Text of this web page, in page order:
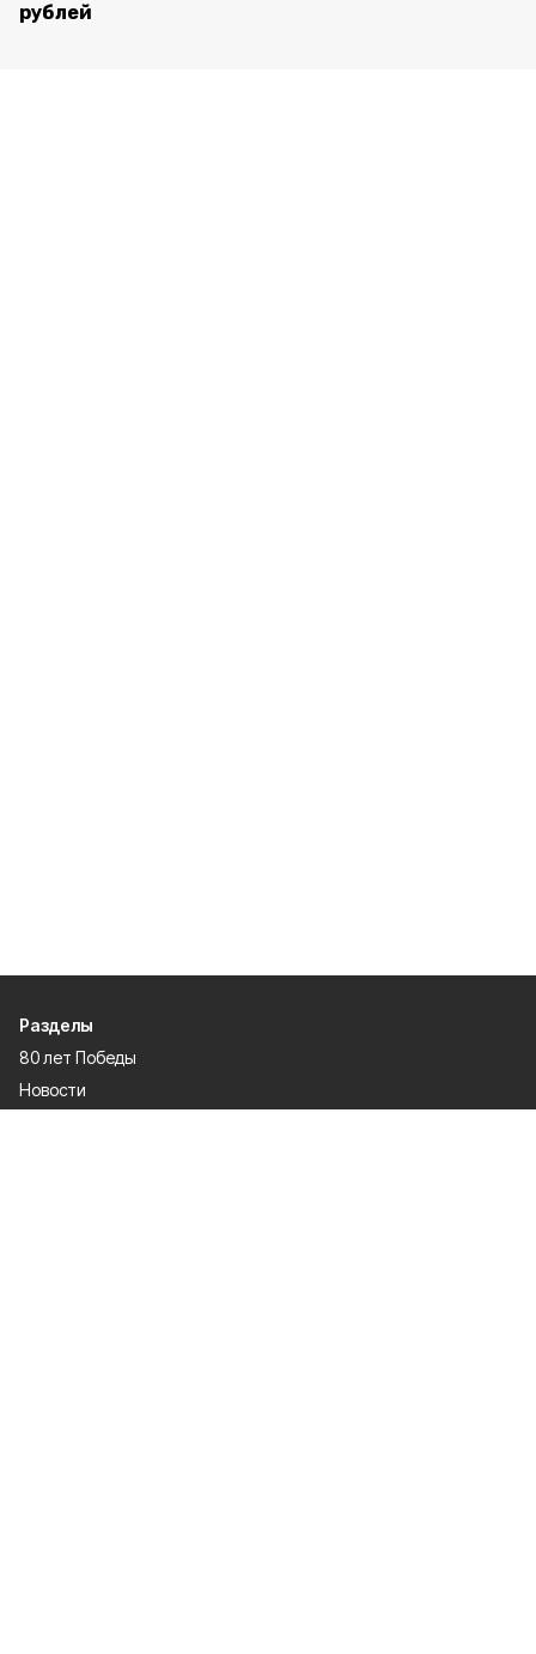
рублей
Разделы
80 лет Победы
Новости